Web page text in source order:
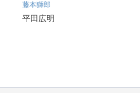
藤本獅郎
平田広明